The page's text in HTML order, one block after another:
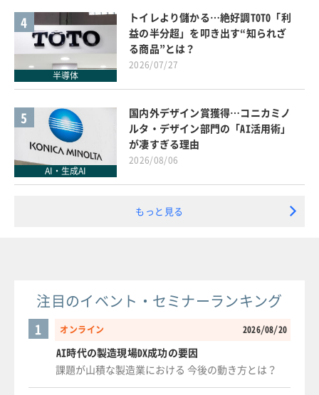
4
半導体
トイレより儲かる…絶好調TOTO「利
益の半分超」を叩き出す“知られざ
る商品”とは？
2026/07/27
5
AI・生成AI
国内外デザイン賞獲得…コニカミノ
ルタ・デザイン部門の「AI活用術」
が凄すぎる理由
2026/08/06
もっと見る
注目のイベント・セミナーランキング
オンライン 2026/08/20
1
AI時代の製造現場DX成功の要因
課題が山積な製造業における 今後の動き方とは？